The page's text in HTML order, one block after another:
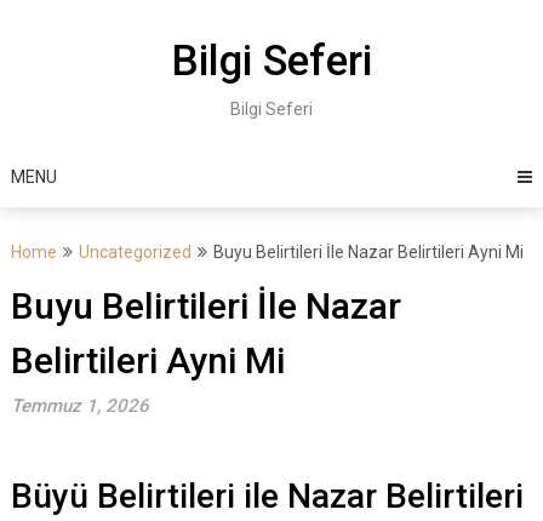
Bilgi Seferi
Bilgi Seferi
MENU
Home Uncategorized Buyu Belirtileri İle Nazar Belirtileri Ayni Mi
Buyu Belirtileri İle Nazar
Belirtileri Ayni Mi
Temmuz 1, 2026
Büyü Belirtileri ile Nazar Belirtileri